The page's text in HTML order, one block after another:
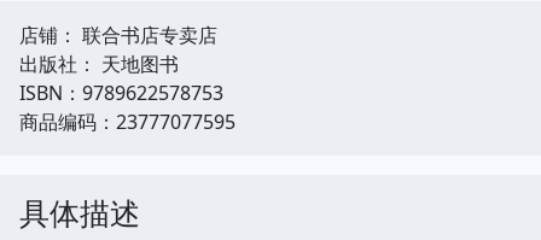
店铺： 联合书店专卖店
出版社： 天地图书
ISBN：9789622578753
商品编码：23777077595
具体描述